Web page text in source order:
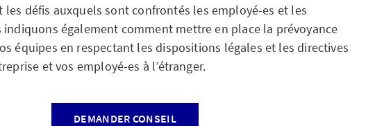
les défis auxquels sont confrontés les employé-es et les
indiquons également comment mettre en place la prévoyance
équipes en respectant les dispositions légales et les directives
et vos employé-es à l’étranger.
DEMANDER CONSEIL